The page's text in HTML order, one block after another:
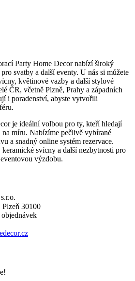
Party Home Decor nabízí široký
svatby a další eventy. U nás si můžete
květinové vazby a další stylové
ČR, včetně Plzně, Prahy a západních
i poradenství, abyste vytvořili
je ideální volbou pro ty, kteří hledají
míru. Nabízíme pečlivě vybírané
a snadný online systém rezervace.
keramické svícny a další nezbytnosti pro
výzdobu.
30100